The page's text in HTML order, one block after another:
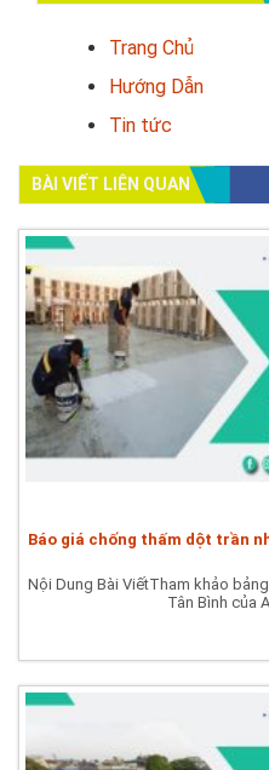
Trang Chủ
Hướng Dẫn
Tin tức
BÀI VIẾT LIÊN QUAN
Báo giá chống thấm dột trần
Nội Dung Bài ViếtTham khảo
Tân Bình của